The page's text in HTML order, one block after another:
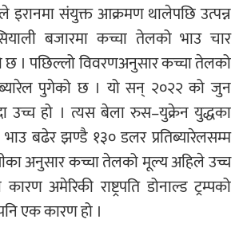
इरानमा संयुक्त आक्रमण थालेपछि उत्पन्न
बजारमा कच्चा तेलको भाउ चार
छ । पछिल्लो विवरणअनुसार कच्चा तेलको
पुगेको छ । यो सन् २०२२ को जुन
उच्च हो । त्यस बेला रुस–युक्रेन युद्धका
बढेर झण्डै १३० डलर प्रतिब्यारेलसम्म
अनुसार कच्चा तेलको मूल्य अहिले उच्च
अमेरिकी राष्ट्रपति डोनाल्ड ट्रम्पको
एक कारण हो ।